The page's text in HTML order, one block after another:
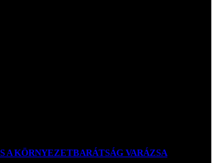
A KÖRNYEZETBARÁTSÁG VARÁZSA